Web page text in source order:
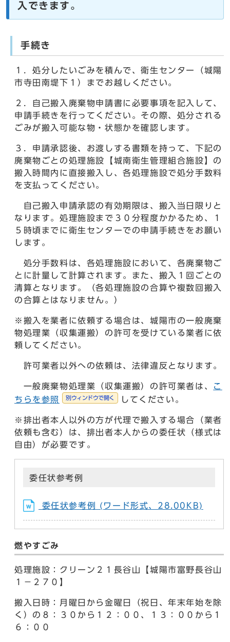
入できます。
手続き
１．処分したいごみを積んで、衛生センター（城陽
市寺田南堤下１）までお越しください。
２．自己搬入廃棄物申請書に必要事項を記入して、
申請手続きを行ってください。その際、処分される
ごみが搬入可能な物・状態かを確認します。
３．申請承認後、お渡しする書類を持って、下記の
廃棄物ごとの処理施設【城南衛生管理組合施設】の
搬入時間内に直接搬入し、各処理施設で処分手数料
を支払ってください。
自己搬入申請承認の有効期限は、搬入当日限りと
なります。処理施設まで３０分程度かかるため、１
５時頃までに衛生センターでの申請手続きをお願い
します。
処分手数料は、各処理施設において、各廃棄物ご
とに計量して計算されます。また、搬入１回ごとの
清算となります。（各処理施設の合算や複数回搬入
の合算とはなりません。）
※搬入を業者に依頼する場合は、城陽市の一般廃棄
物処理業（収集運搬）の許可を受けている業者に依
頼してください。
許可業者以外への依頼は、法律違反となります。
一般廃棄物処理業（収集運搬）の許可業者は、
こ
ちらを参照
別ウィンドウで開く してください。
※排出者本人以外の方が代理で搬入する場合（業者
依頼も含む）は、排出者本人からの委任状（様式は
自由）が必要です。
委任状参考例
委任状参考例 (ワード形式、28.00KB)
燃やすごみ
処理施設：クリーン２１長谷山【城陽市富野長谷山
１－２７０】
搬入日時：月曜日から金曜日（祝日、年末年始を除
く）の８：３０から１２：００、１３：００から１
６：００